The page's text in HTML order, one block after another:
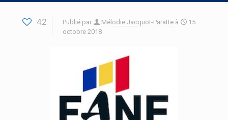
42 Publié par Mélodie Jacquot-Paratte à
15
octobre 2018